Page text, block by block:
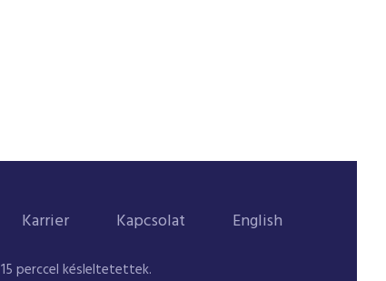
Karrier Kapcsolat English
perccel késleltetettek.